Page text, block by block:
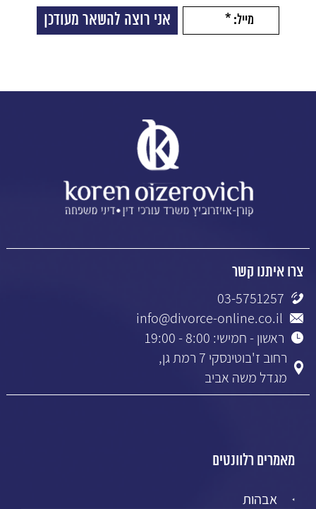
צרו איתנו קשר
03-5751257
info@divorce-online.co.il
ראשון - חמישי: 8:00 - 19:00
רחוב ז'בוטינסקי 7 רמת גן,
מגדל משה אביב
מאמרים רלוונטים
אבהות